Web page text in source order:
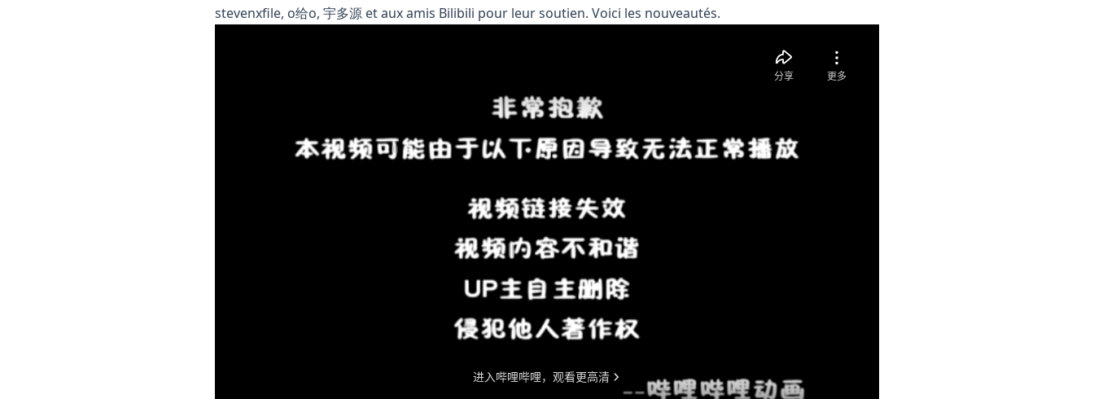
stevenxfile, o给o, 宇多源 et aux amis Bilibili pour leur soutien. Voici les nouveautés.